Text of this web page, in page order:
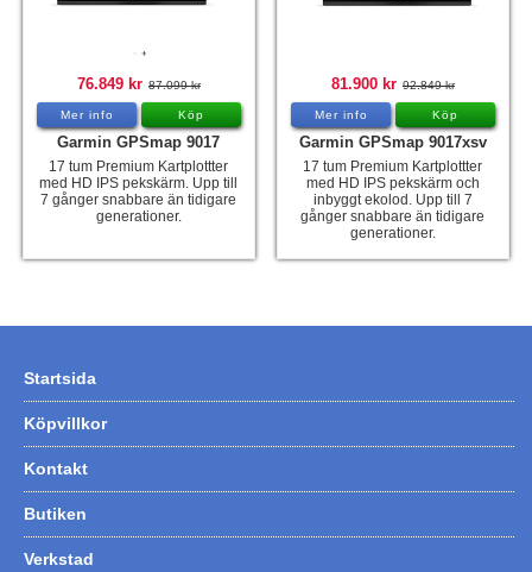
76.849 kr 87.099 kr
Mer info Köp
Garmin GPSmap 9017
17 tum Premium Kartplottter
med HD IPS pekskärm. Upp till
7 gånger snabbare än tidigare
generationer.
81.900 kr 92.849 kr
Mer info Köp
Garmin GPSmap 9017xsv
17 tum Premium Kartplottter
med HD IPS pekskärm och
inbyggt ekolod. Upp till 7
gånger snabbare än tidigare
generationer.
Startsida
Köpvillkor
Kontakt
Butiken
Verkstad